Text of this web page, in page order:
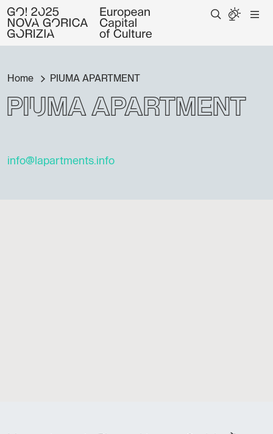
Home PIUMA APARTMENT
PIUMA APARTMENT
info@lapartments.info